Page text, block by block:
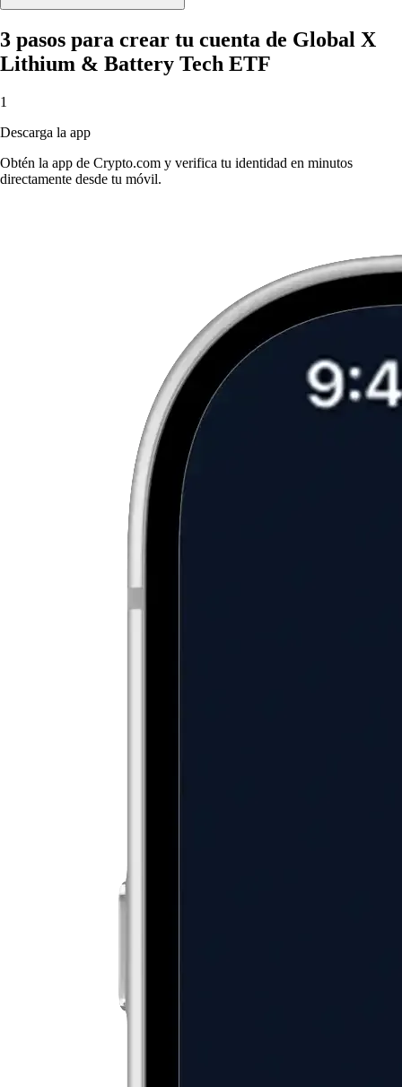
3 pasos para crear tu cuenta de Global X
Lithium & Battery Tech ETF
1
Descarga la app
Obtén la app de Crypto.com y verifica tu identidad en minutos
directamente desde tu móvil.